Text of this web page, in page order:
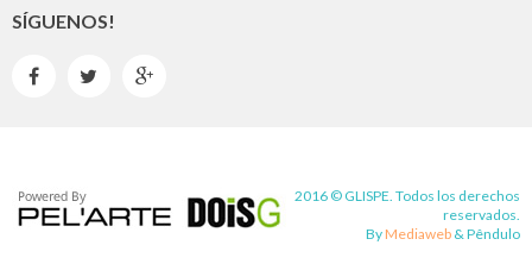
SÍGUENOS!
  
2016 © GLISPE. Todos los derechos
reservados.
By Mediaweb & Pêndulo